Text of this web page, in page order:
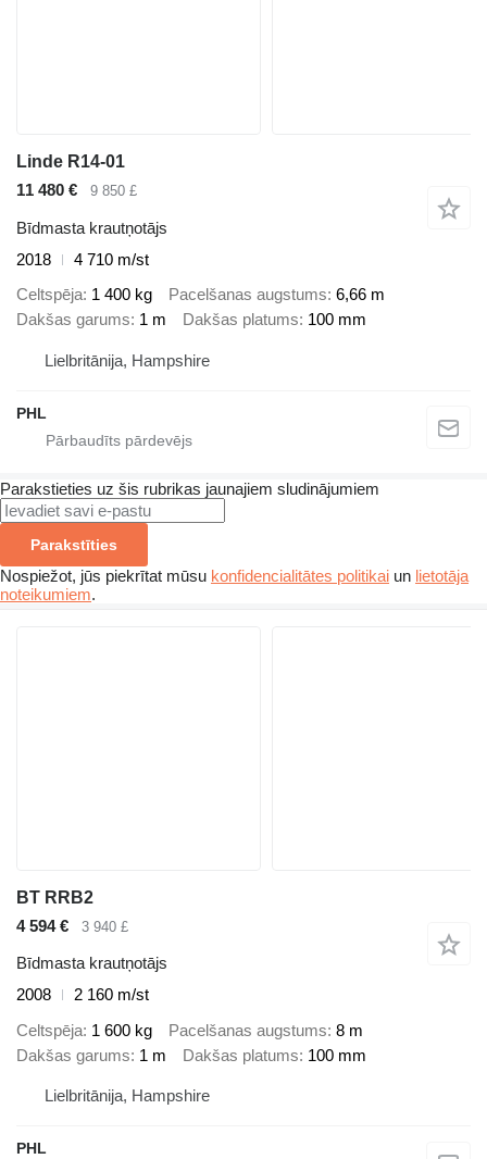
Linde R14-01
11 480 €
9 850 £
Bīdmasta krautņotājs
2018
4 710 m/st
Celtspēja 1 400 kg Pacelšanas augstums 6,66 m
Dakšas garums 1 m Dakšas platums 100 mm
Lielbritānija, Hampshire
PHL
Parakstieties uz šis rubrikas jaunajiem sludinājumiem
Parakstīties
Nospiežot, jūs piekrītat mūsu konfidencialitātes politikai un lietotāja
noteikumiem.
BT RRB2
4 594 €
3 940 £
Bīdmasta krautņotājs
2008
2 160 m/st
Celtspēja 1 600 kg Pacelšanas augstums 8 m
Dakšas garums 1 m Dakšas platums 100 mm
Lielbritānija, Hampshire
PHL